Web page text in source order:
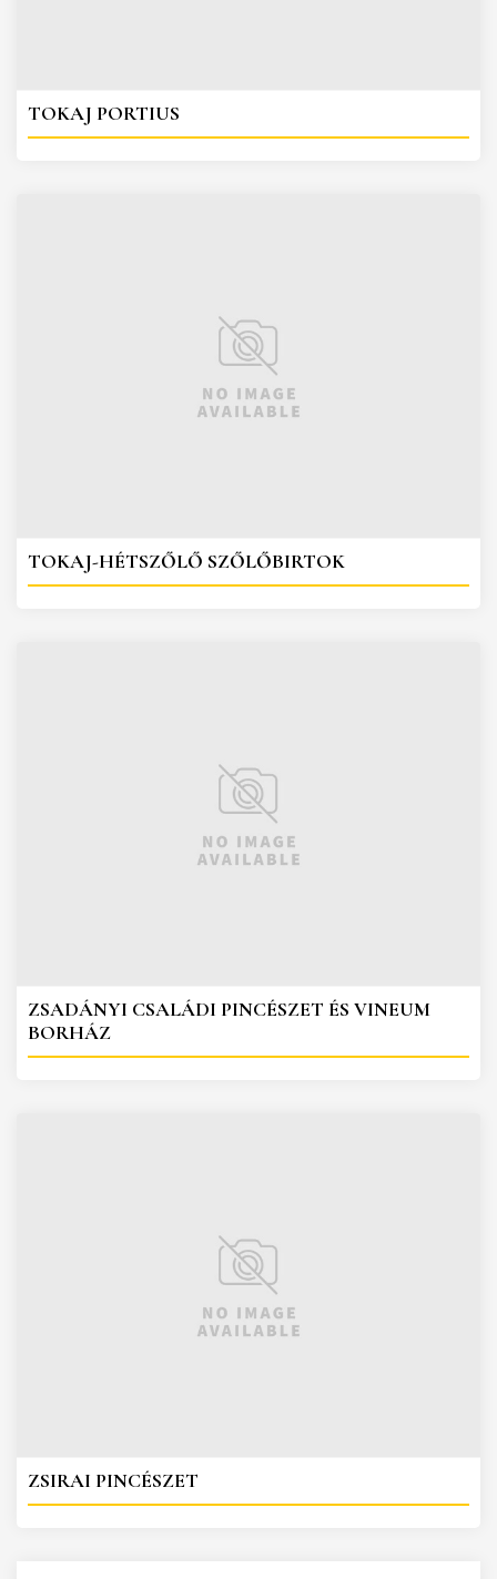
TOKAJ PORTIUS
TOKAJ-HÉTSZŐLŐ SZŐLŐBIRTOK
ZSADÁNYI CSALÁDI PINCÉSZET ÉS VINEUM
BORHÁZ
ZSIRAI PINCÉSZET